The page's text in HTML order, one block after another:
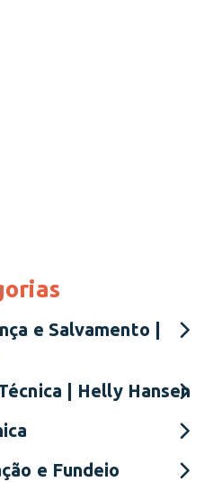
e Salvamento |
| Helly Hansen
e Fundeio